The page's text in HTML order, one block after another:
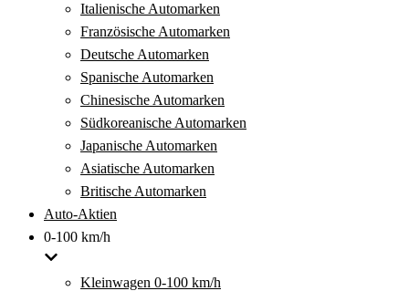
Italienische Automarken
Französische Automarken
Deutsche Automarken
Spanische Automarken
Chinesische Automarken
Südkoreanische Automarken
Japanische Automarken
Asiatische Automarken
Britische Automarken
Auto-Aktien
0-100 km/h
Kleinwagen 0-100 km/h